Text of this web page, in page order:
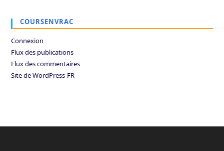
COURSENVRAC
Connexion
Flux des publications
Flux des commentaires
Site de WordPress-FR